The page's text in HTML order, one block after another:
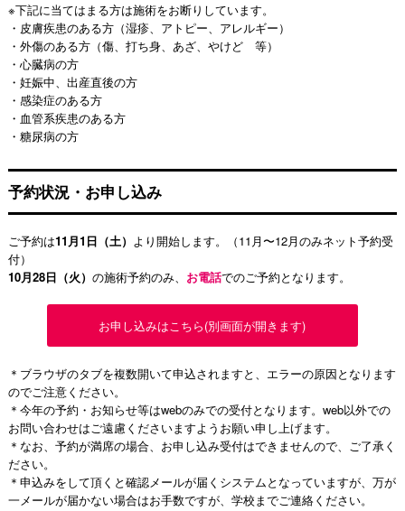
※下記に当てはまる方は施術をお断りしています。
・皮膚疾患のある方（湿疹、アトピー、アレルギー）
・外傷のある方（傷、打ち身、あざ、やけど 等）
・心臓病の方
・妊娠中、出産直後の方
・感染症のある方
・血管系疾患のある方
・糖尿病の方
予約状況・お申し込み
ご予約は11月1日（土） より開始します。（11月〜12月のみネット予約受
付）
10月28日（火） の施術予約のみ、 お電話でのご予約となります。
お申し込みはこちら(別画面が開きます)
＊ブラウザのタブを複数開いて申込されますと、エラーの原因となります
のでご注意ください。
＊今年の予約・お知らせ等はwebのみでの受付となります。web以外での
お問い合わせはご遠慮くださいますようお願い申し上げます。
＊なお、予約が満席の場合、お申し込み受付はできませんので、ご了承く
ださい。
＊申込みをして頂くと確認メールが届くシステムとなっていますが、万が
一メールが届かない場合はお手数ですが、学校までご連絡ください。